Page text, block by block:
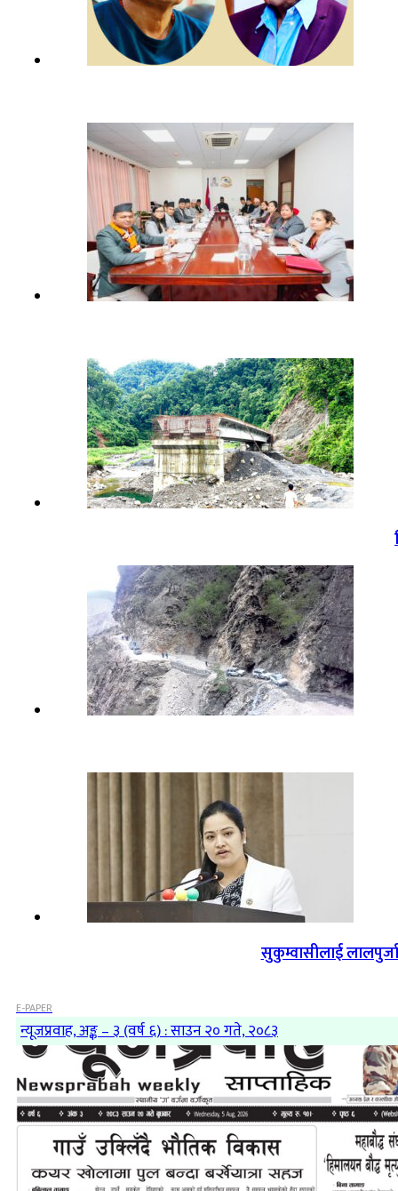
सुकुम्वासीलाई
E-PAPER
न्यूजप्रवाह, अङ्क – ३ (वर्ष ६) : साउन २० गते, २०८३